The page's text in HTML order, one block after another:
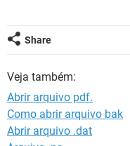
GUIA DE COMPRAS
Share
Veja também:
Abrir arquivo pdf.
Como abrir arquivo bak
Abrir arquivo .dat